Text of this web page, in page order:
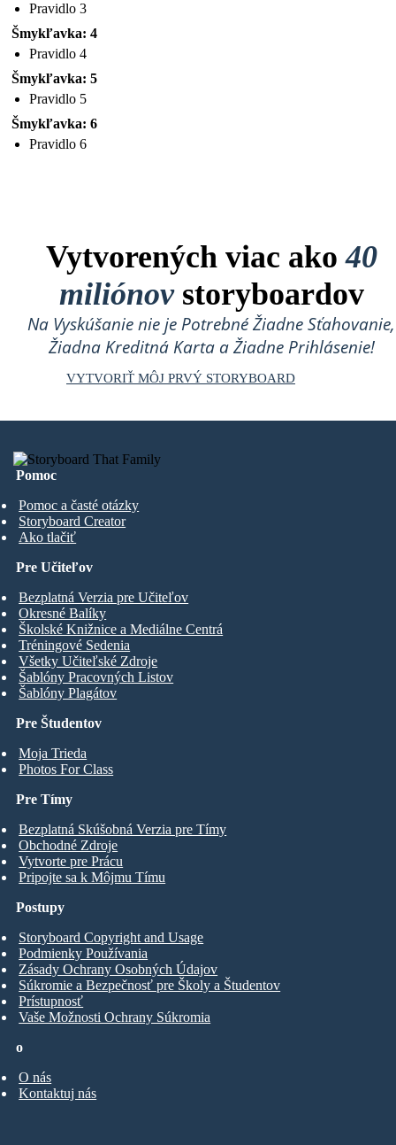
Pravidlo 3
Šmykľavka: 4
Pravidlo 4
Šmykľavka: 5
Pravidlo 5
Šmykľavka: 6
Pravidlo 6
Vytvorených viac ako40
miliónovstoryboardov
Na Vyskúšanie nie je Potrebné Žiadne Sťahovanie,
Žiadna Kreditná Karta a Žiadne Prihlásenie!
VYTVORIŤ MÔJ PRVÝ STORYBOARD
Pomoc
Pomoc a časté otázky
Storyboard Creator
Ako tlačiť
Pre Študentov
Moja Trieda
Photos For Class
Pre Učiteľov
Bezplatná Verzia pre Učiteľov
Okresné Balíky
Školské Knižnice a Mediálne Centrá
Tréningové Sedenia
Všetky Učiteľské Zdroje
Šablóny Pracovných Listov
Šablóny Plagátov
Pre Tímy
Bezplatná Skúšobná Verzia pre Tímy
Obchodné Zdroje
Vytvorte pre Prácu
Pripojte sa k Môjmu Tímu
o
O nás
Kontaktuj nás
Postupy
Storyboard Copyright and Usage
Podmienky Používania
Zásady Ochrany Osobných Údajov
Súkromie a Bezpečnosť pre Školy a Študentov
Prístupnosť
Vaše Možnosti Ochrany Súkromia